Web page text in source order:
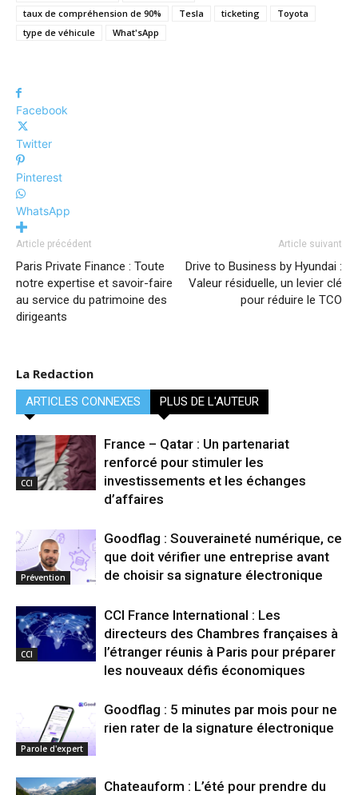
taux de compréhension de 90% Tesla ticketing
Toyota
type de véhicule
What'sApp
Facebook
Twitter
Pinterest
WhatsApp
Article précédent
Paris Private Finance : Toute
notre expertise et savoir-faire
au service du patrimoine des
dirigeants
Article suivant
Drive to Business by Hyundai :
Valeur résiduelle, un levier clé
pour réduire le TCO
La Redaction
ARTICLES CONNEXES PLUS DE L'AUTEUR
CCI
France – Qatar : Un partenariat
renforcé pour stimuler les
investissements et les échanges
d’affaires
Prévention
Goodflag : Souveraineté numérique, ce
que doit vérifier une entreprise avant
de choisir sa signature électronique
CCI
CCI France International : Les
directeurs des Chambres françaises à
l’étranger réunis à Paris pour préparer
les nouveaux défis économiques
Parole d'expert
Goodflag : 5 minutes par mois pour ne
rien rater de la signature électronique
Chateauform : L’été pour prendre du